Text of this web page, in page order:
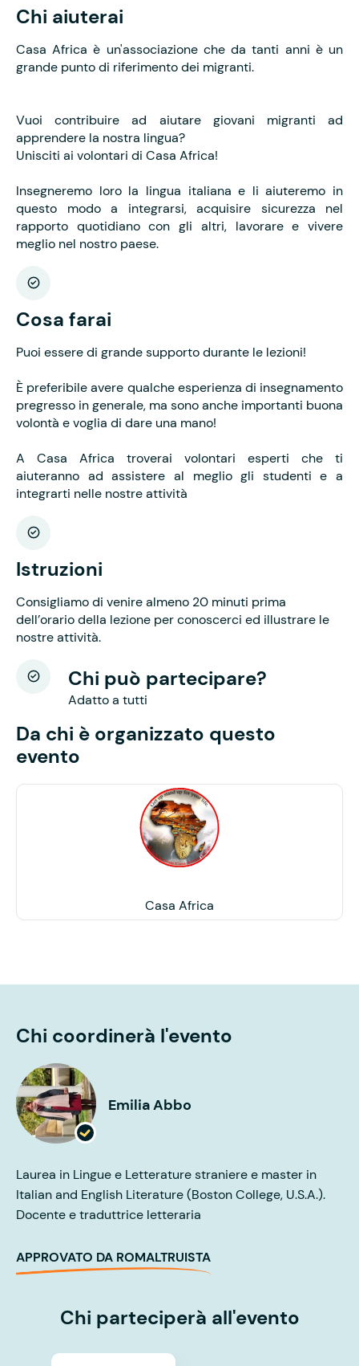
Chi aiuterai
Casa Africa è un'associazione che da tanti anni è un
grande punto di riferimento dei migranti.
Vuoi contribuire ad aiutare giovani migranti ad
apprendere la nostra lingua?
Unisciti ai volontari di Casa Africa!
Insegneremo loro la lingua italiana e li aiuteremo in
questo modo a integrarsi, acquisire sicurezza nel
rapporto quotidiano con gli altri, lavorare e vivere
meglio nel nostro paese.
Cosa farai
Puoi essere di grande supporto durante le lezioni!
È preferibile avere qualche esperienza di insegnamento
pregresso in generale, ma sono anche importanti buona
volontà e voglia di dare una mano!
A Casa Africa troverai volontari esperti che ti
aiuteranno ad assistere al meglio gli studenti e a
integrarti nelle nostre attività
Istruzioni
Consigliamo di venire almeno 20 minuti prima
dell’orario della lezione per conoscerci ed illustrare le
nostre attività.
Chi può partecipare?
Adatto a tutti
Da chi è organizzato questo
evento
Casa Africa
Chi coordinerà l'evento
Emilia Abbo
Laurea in Lingue e Letterature straniere e master in
Italian and English Literature (Boston College, U.S.A.).
Docente e traduttrice letteraria
APPROVATO DA ROMALTRUISTA
Chi parteciperà all'evento